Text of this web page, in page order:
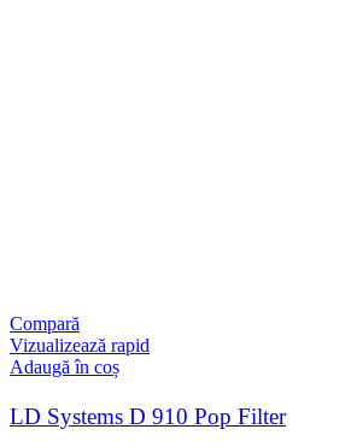
Compară
Vizualizează rapid
Adaugă în coș
LD Systems D 910 Pop Filter